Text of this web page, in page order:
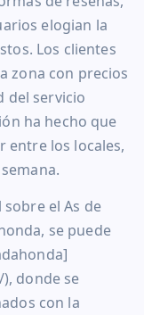
elogian la
Los clientes
zona con precios
del servicio
ha hecho que
entre los locales,
el As de
se puede
donde se
con la